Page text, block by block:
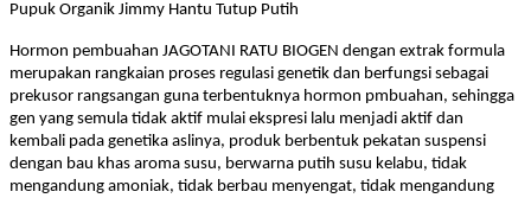
Pupuk Organik Jimmy Hantu Tutup Putih
Hormon pembuahan JAGOTANI RATU BIOGEN dengan extrak formula
merupakan rangkaian proses regulasi genetik dan berfungsi sebagai
prekusor rangsangan guna terbentuknya hormon pmbuahan, sehingga
gen yang semula tidak aktif mulai ekspresi lalu menjadi aktif dan
kembali pada genetika aslinya, produk berbentuk pekatan suspensi
dengan bau khas aroma susu, berwarna putih susu kelabu, tidak
mengandung amoniak, tidak berbau menyengat, tidak mengandung